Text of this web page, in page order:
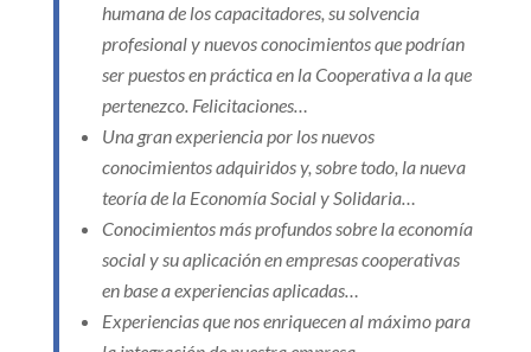
humana de los capacitadores, su solvencia
profesional y nuevos conocimientos que podrían
ser puestos en práctica en la Cooperativa a la que
pertenezco. Felicitaciones…
Una gran experiencia por los nuevos
conocimientos adquiridos y, sobre todo, la nueva
teoría de la Economía Social y Solidaria…
Conocimientos más profundos sobre la economía
social y su aplicación en empresas cooperativas
en base a experiencias aplicadas…
Experiencias que nos enriquecen al máximo para